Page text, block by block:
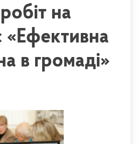
на
«Ефективна
в громаді»